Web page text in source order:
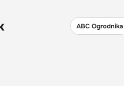
ABC Ogrodnika